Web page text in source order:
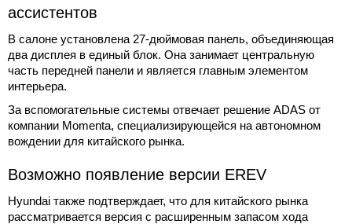
ассистентов
В салоне установлена 27-дюймовая панель, объединяющая
два дисплея в единый блок. Она занимает центральную
часть передней панели и является главным элементом
интерьера.
За вспомогательные системы отвечает решение ADAS от
компании Momenta, специализирующейся на автономном
вождении для китайского рынка.
Возможно появление версии EREV
Hyundai также подтверждает, что для китайского рынка
рассматривается версия с расширенным запасом хода